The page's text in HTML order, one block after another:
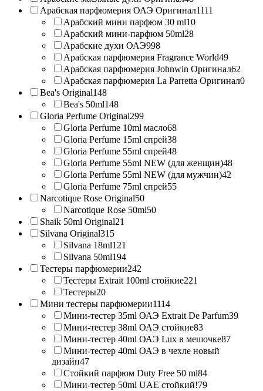
Арабская парфюмерия ОАЭ Оригинал1111
Арабский мини парфюм 30 ml10
Арабский мини-парфюм 50ml28
Арабские духи ОАЭ998
Арабская парфюмерия Fragrance World49
Арабская парфюмерия Johnwin Оригинал62
Арабская парфюмерия La Parretta Оригинал0
Bea's Original148
Bea's 50ml148
Gloria Perfume Original299
Gloria Perfume 10ml масло68
Gloria Perfume 15ml спрей38
Gloria Perfume 55ml спрей48
Gloria Perfume 55ml NEW (для женщин)48
Gloria Perfume 55ml NEW (для мужчин)42
Gloria Perfume 75ml спрей55
Narcotique Rose Original50
Narcotique Rose 50ml50
Shaik 50ml Original21
Silvana Original315
Silvana 18ml121
Silvana 50ml194
Тестеры парфюмерии242
Тестеры Extrait 100ml стойкие221
Тестеры20
Мини тестеры парфюмерии1114
Мини-тестер 35ml ОАЭ Extrait De Parfum39
Мини-тестер 38ml ОАЭ стойкие83
Мини-тестер 40ml ОАЭ Lux в мешочке87
Мини-тестер 40ml ОАЭ в чехле новый
дизайн47
Стойкий парфюм Duty Free 50 ml84
Мини-тестер 50ml UAE стойкий!79